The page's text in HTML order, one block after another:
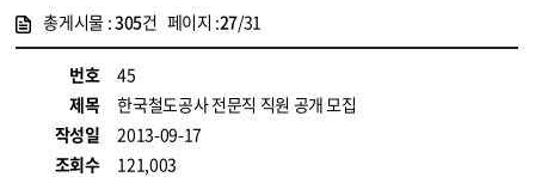
총게시물 :305건 페이지 :27/31
번호
45
제목
한국철도공사 전문직 직원 공개 모집
작성일
2013-09-17
조회수
121,003